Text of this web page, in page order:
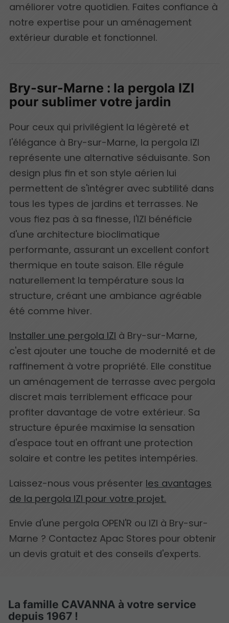
améliorer votre quotidien. Faites confiance à
notre expertise pour un aménagement
extérieur durable et fonctionnel.
Bry-sur-Marne : la pergola IZI
pour sublimer votre jardin
Pour ceux qui privilégient la légèreté et
l'élégance à Bry-sur-Marne, la pergola IZI
représente une alternative séduisante. Son
design plus fin et son style aérien lui
permettent de s'intégrer avec subtilité dans
tous les types de jardins et terrasses. Ne
vous fiez pas à sa finesse, l'IZI bénéficie
d'une architecture bioclimatique
performante, assurant un excellent confort
thermique en toute saison. Elle régule
naturellement la température sous la
structure, créant une ambiance agréable
été comme hiver.
Installer une pergola IZI à Bry-sur-Marne,
c'est ajouter une touche de modernité et de
raffinement à votre propriété. Elle constitue
un aménagement de terrasse avec pergola
discret mais terriblement efficace pour
profiter davantage de votre extérieur. Sa
structure épurée maximise la sensation
d'espace tout en offrant une protection
solaire et contre les petites intempéries.
Laissez-nous vous présenter les avantages
de la pergola IZI pour votre projet.
Envie d'une pergola OPEN'R ou IZI à Bry-sur-
Marne ? Contactez Apac Stores pour obtenir
un devis gratuit et des conseils d'experts.
La famille CAVANNA à votre service
depuis 1967 !